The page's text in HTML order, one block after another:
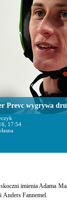
imienia Adama
Anders Fannemel.
Prevc wygrywa
17:54